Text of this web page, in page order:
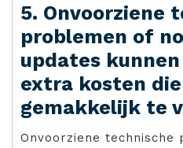
5. Onvoorziene
problemen of
updates
extra kosten
gemakkelijk te
Onvoorziene technische